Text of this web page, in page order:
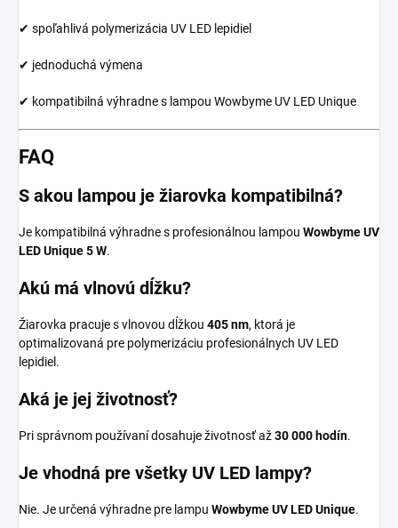
✔ spoľahlivá polymerizácia UV LED lepidiel
✔ jednoduchá výmena
✔ kompatibilná výhradne s lampou Wowbyme UV LED Unique
FAQ
S akou lampou je žiarovka kompatibilná?
Je kompatibilná výhradne s profesionálnou lampou Wowbyme UV
LED Unique 5 W.
Akú má vlnovú dĺžku?
Žiarovka pracuje s vlnovou dĺžkou 405 nm, ktorá je
optimalizovaná pre polymerizáciu profesionálnych UV LED
lepidiel.
Aká je jej životnosť?
Pri správnom používaní dosahuje životnosť až30 000 hodín.
Je vhodná pre všetky UV LED lampy?
Nie. Je určená výhradne pre lampu Wowbyme UV LED Unique.